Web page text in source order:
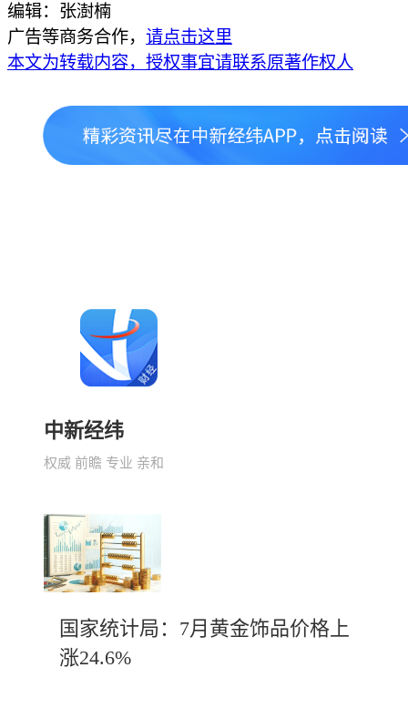
编辑：张澍楠
广告等商务合作， 请点击这里
本文为转载内容，授权事宜请联系原著作权人
中新经纬
权威 前瞻 专业 亲和
国家统计局：7月黄金饰品价格上
涨24.6%